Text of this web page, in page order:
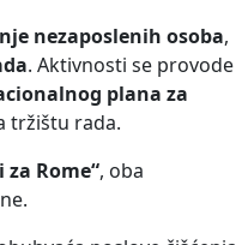
nezaposlenih osoba,
. Aktivnosti se provode
plana za
tržištu rada.
za Rome“, oba